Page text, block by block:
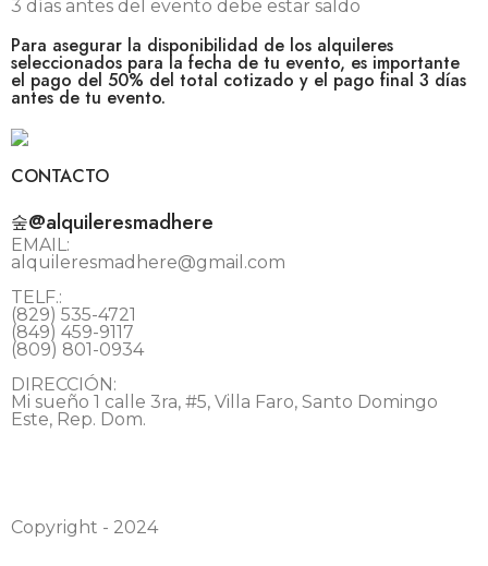
3 días antes del evento debe estar saldo
Para asegurar la disponibilidad de los alquileres
seleccionados para la fecha de tu evento, es importante
el pago del 50% del total cotizado y el pago final 3 días
antes de tu evento.
CONTACTO
@alquileresmadhere
EMAIL:
alquileresmadhere@gmail.com
TELF.:
(829) 535-4721
(849) 459-9117
(809) 801-0934
DIRECCIÓN:
Mi sueño 1 calle 3ra, #5, Villa Faro, Santo Domingo
Este, Rep. Dom.
Copyright - 2024